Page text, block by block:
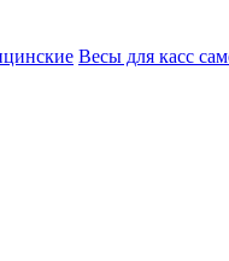
Весы для касс